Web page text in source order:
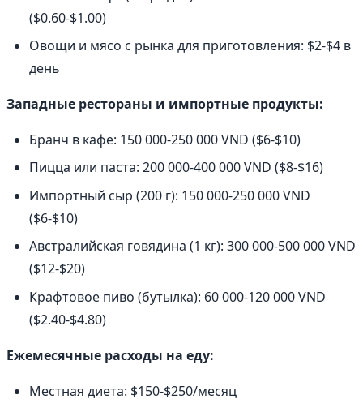
($0.60-$1.00)
Овощи и мясо с рынка для приготовления: $2-$4 в
день
Западные рестораны и импортные продукты:
Бранч в кафе: 150 000-250 000 VND ($6-$10)
Пицца или паста: 200 000-400 000 VND ($8-$16)
Импортный сыр (200 г): 150 000-250 000 VND
($6-$10)
Австралийская говядина (1 кг): 300 000-500 000 VND
($12-$20)
Крафтовое пиво (бутылка): 60 000-120 000 VND
($2.40-$4.80)
Ежемесячные расходы на еду:
Местная диета: $150-$250/месяц